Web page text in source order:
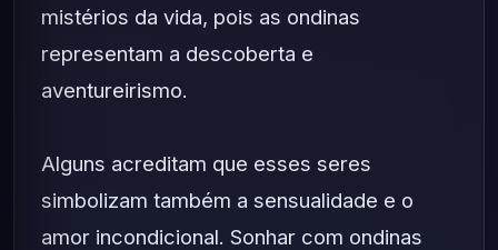
mistérios da vida, pois as ondinas
representam a descoberta e
aventureirismo.
Alguns acreditam que esses seres
simbolizam também a sensualidade e o
amor incondicional. Sonhar com ondinas